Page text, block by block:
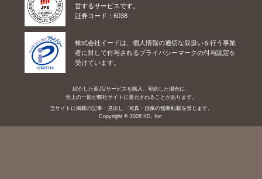
営するサービスです。
証券コード：6038
株式会社イードは、個人情報の適切な取扱いを行う事業
者に対して付与されるプライバシーマークの付与認定を
受けています。
紹介した商品/サービスを購入、契約した場合に、
売上の一部が弊社サイトに還元されることがあります。
当サイトに掲載の記事・見出し・写真・画像の無断転載を禁じます。
Copyright © 2026 IID, Inc.